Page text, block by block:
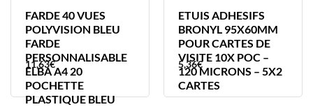
FARDE 40 VUES
POLYVISION BLEU
FARDE
PERSONNALISABLE
ELBA A4 20
POCHETTE
PLASTIQUE BLEU
11,63€
ETUIS ADHESIFS
BRONYL 95X60MM
POUR CARTES DE
VISITE 10X POC –
120 MICRONS – 5X2
CARTES
5,36€